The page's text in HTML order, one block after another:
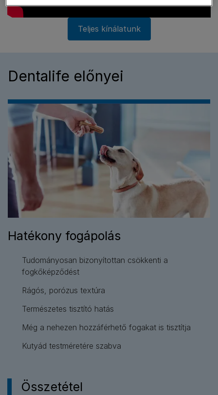
Teljes kínálatunk
Dentalife előnyei
Hatékony fogápolás
Tudományosan bizonyítottan csökkenti a
fogkőképződést
Rágós, porózus textúra
Természetes tisztító hatás
Még a nehezen hozzáférhető fogakat is tisztítja
Kutyád testméretére szabva
Összetétel